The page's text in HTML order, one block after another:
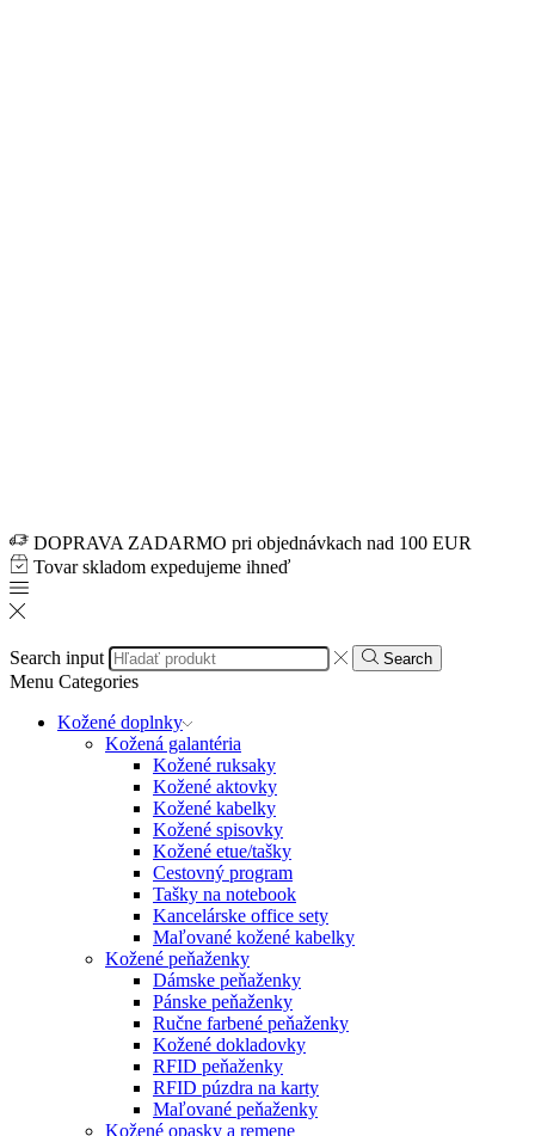
DOPRAVA ZADARMO pri objednávkach nad 100 EUR
Tovar skladom expedujeme ihneď
Search input Search
Menu Categories
Kožené doplnky
Kožená galantéria
Kožené ruksaky
Kožené aktovky
Kožené kabelky
Kožené spisovky
Kožené etue/tašky
Cestovný program
Tašky na notebook
Kancelárske office sety
Maľované kožené kabelky
Kožené peňaženky
Dámske peňaženky
Pánske peňaženky
Ručne farbené peňaženky
Kožené dokladovky
RFID peňaženky
RFID púzdra na karty
Maľované peňaženky
Kožené opasky a remene